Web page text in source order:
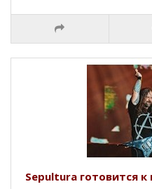
Sepultura готовится